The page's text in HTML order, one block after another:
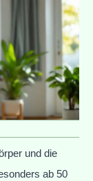
und die
ab 50